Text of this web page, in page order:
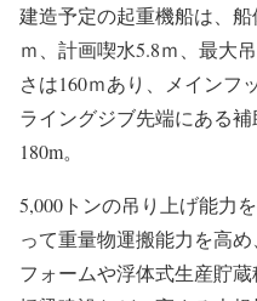
建造予定の起重機船は、
ｍ、計画喫水5.8ｍ、最大
さは160ｍあり、メインフ
ライングジブ先端にある
180m。
5,000トンの吊り上げ能力
って重量物運搬能力を高
フォームや浮体式生産貯蔵